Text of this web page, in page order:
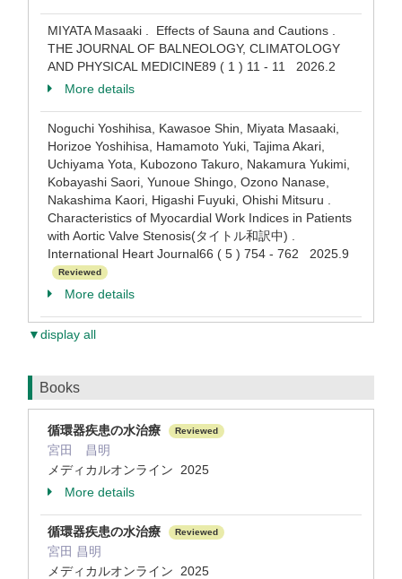
MIYATA Masaaki . Effects of Sauna and Cautions .
THE JOURNAL OF BALNEOLOGY, CLIMATOLOGY
AND PHYSICAL MEDICINE89 ( 1 ) 11 - 11 2026.2
More details
Noguchi Yoshihisa, Kawasoe Shin, Miyata Masaaki,
Horizoe Yoshihisa, Hamamoto Yuki, Tajima Akari,
Uchiyama Yota, Kubozono Takuro, Nakamura Yukimi,
Kobayashi Saori, Yunoue Shingo, Ozono Nanase,
Nakashima Kaori, Higashi Fuyuki, Ohishi Mitsuru .
Characteristics of Myocardial Work Indices in Patients
with Aortic Valve Stenosis(タイトル和訳中) .
International Heart Journal66 ( 5 ) 754 - 762 2025.9
Reviewed
More details
▼display all
Books
循環器疾患の水治療 Reviewed
宮田 昌明
メディカルオンライン 2025
More details
循環器疾患の水治療 Reviewed
宮田 昌明
メディカルオンライン 2025